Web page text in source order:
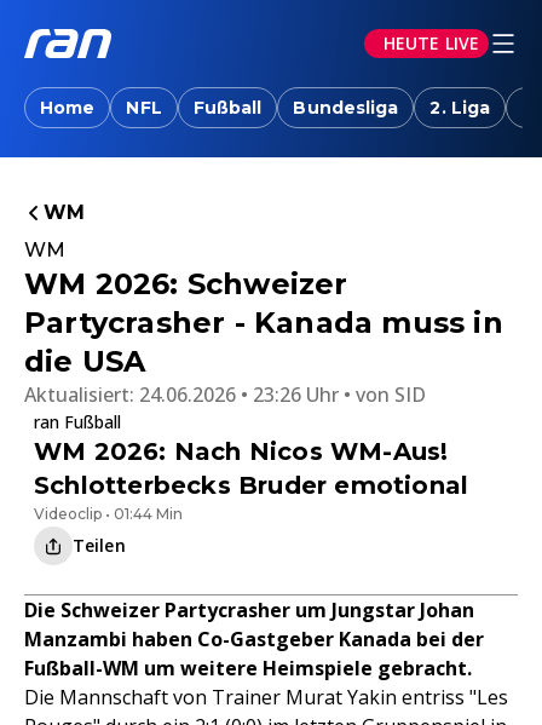
HEUTE LIVE
Home NFL Fußball Bundesliga 2. Liga
WM
WM
WM 2026: Schweizer
Partycrasher - Kanada muss in
die USA
Aktualisiert: 24.06.2026 • 23:26 Uhr von SID
ran Fußball
WM 2026: Nach Nicos WM-Aus!
Schlotterbecks Bruder emotional
Videoclip • 01:44 Min
Teilen
Die Schweizer Partycrasher um Jungstar Johan
Manzambi haben Co-Gastgeber Kanada bei der
Fußball-WM um weitere Heimspiele gebracht.
Die Mannschaft von Trainer Murat Yakin entriss "Les